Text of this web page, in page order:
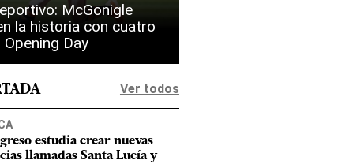
McGonigle
la historia con cuatro
Day
Ver todos
estudia crear nuevas
llamadas Santa Lucía y